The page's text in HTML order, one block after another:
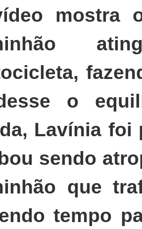
mostra
o
Lavínia foi
sendo
que
tempo